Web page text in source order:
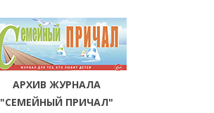
АРХИВ ЖУРНАЛА
"СЕМЕЙНЫЙ ПРИЧАЛ"